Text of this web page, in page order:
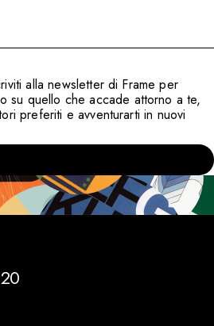
alla newsletter di Frame per
su quello che accade attorno a te,
preferiti e avventurarti in nuovi